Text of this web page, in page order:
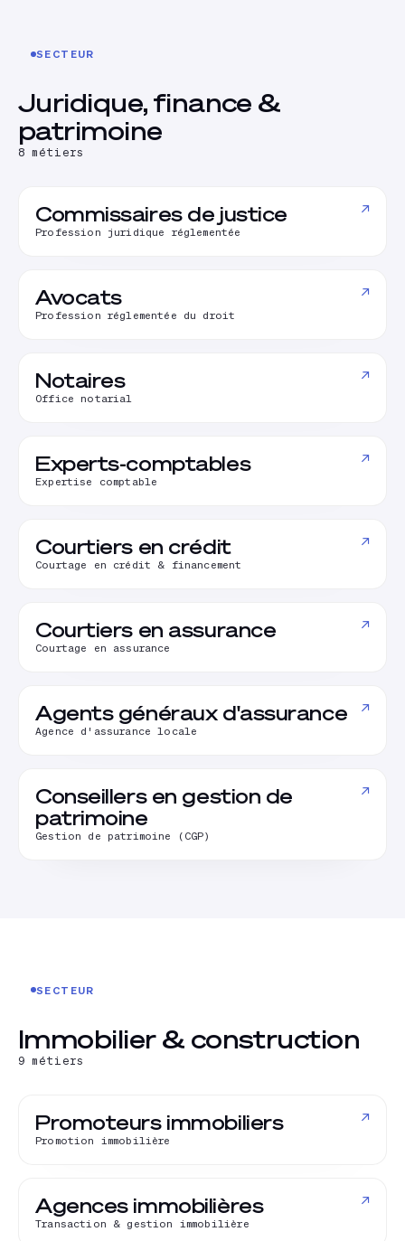
SECTEUR
Juridique, finance &
patrimoine
8 métiers
Commissaires de justice
Profession juridique réglementée
↗
Avocats
Profession réglementée du droit
↗
Notaires
Office notarial
↗
Experts-comptables
Expertise comptable
↗
Courtiers en crédit
Courtage en crédit & financement
↗
Courtiers en assurance
Courtage en assurance
↗
Agents généraux d'assurance
Agence d'assurance locale
↗
Conseillers en gestion de
patrimoine
Gestion de patrimoine (CGP)
↗
SECTEUR
Immobilier & construction
9 métiers
Promoteurs immobiliers
Promotion immobilière
↗
Agences immobilières
Transaction & gestion immobilière
↗